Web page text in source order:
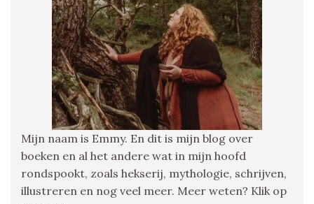
Mijn naam is Emmy. En dit is mijn blog over
boeken en al het andere wat in mijn hoofd
rondspookt, zoals hekserij, mythologie, schrijven,
illustreren en nog veel meer. Meer weten? Klik op